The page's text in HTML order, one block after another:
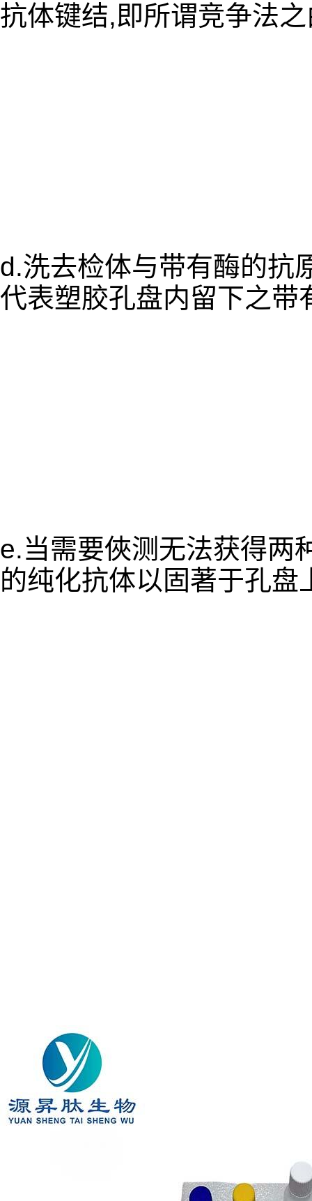
抗体键结,即所谓竞争法
d.洗去检体与带有酶的抗
代表塑胶孔盘内留下之带
e.当需要俠测无法获得两
的纯化抗体以固著于孔